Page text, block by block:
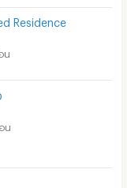
Residence
น
น